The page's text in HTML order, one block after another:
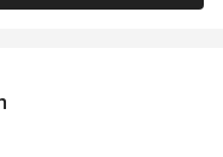
Sternen